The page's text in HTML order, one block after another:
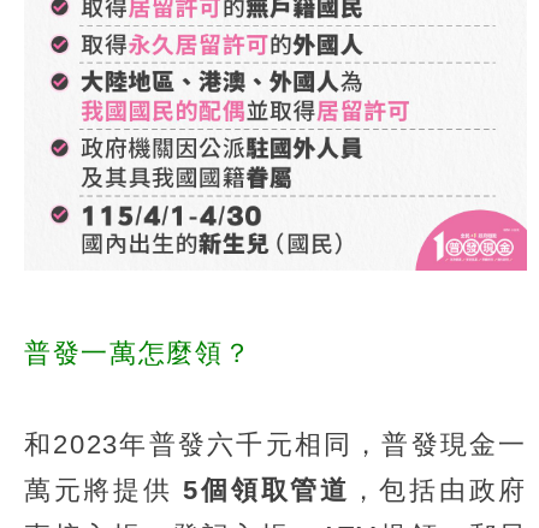
普發一萬怎麼領？
和2023年普發六千元相同，普發現金一
萬元將提供5個領取管道 ，包括由政府